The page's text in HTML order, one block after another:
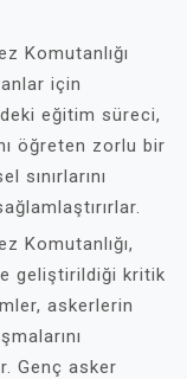
Komutanlığı
için
eğitim süreci,
öğreten zorlu bir
Komutanlığı,
geliştirildiği kritik
askerlerin
Genç asker